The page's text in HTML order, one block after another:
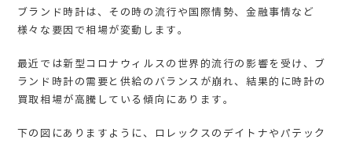
ブランド時計は、その時の流行や国際情勢、金融事情など
様々な要因で相場が変動します。
最近では新型コロナウィルスの世界的流行の影響を受け、ブ
ランド時計の需要と供給のバランスが崩れ、結果的に時計の
買取相場が高騰している傾向にあります。
下の図にありますように、ロレックスのデイトナやパテック